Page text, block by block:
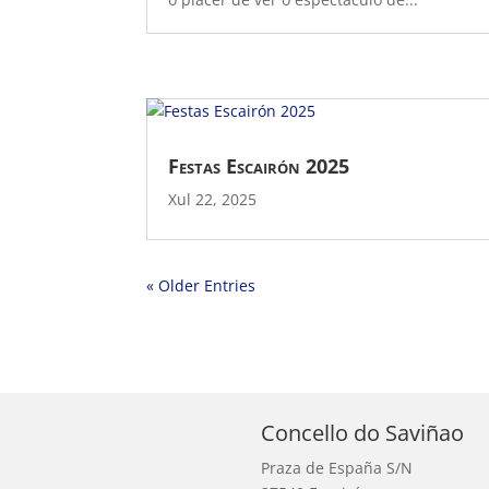
Festas Escairón 2025
Xul 22, 2025
« Older Entries
Concello do Saviñao
Praza de España S/N